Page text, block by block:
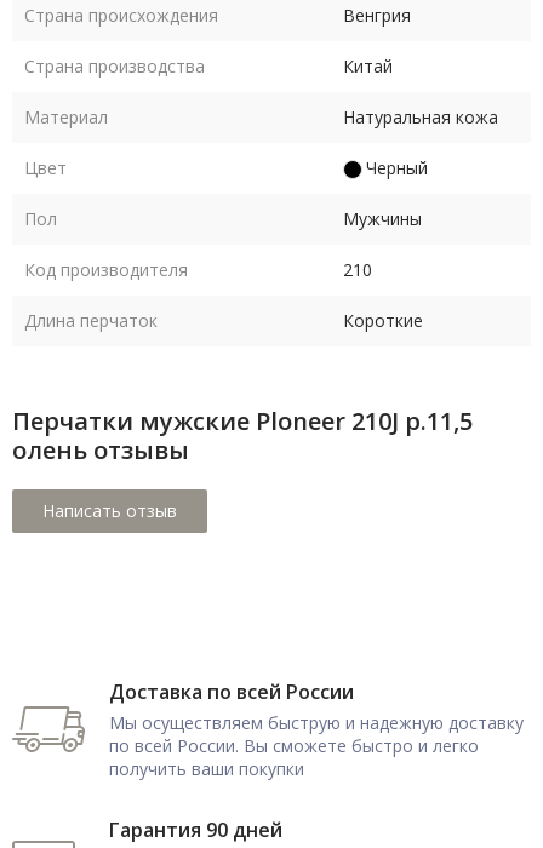
Страна происхождения Венгрия
Страна производства Китай
Материал Натуральная кожа
Цвет Черный
Пол Мужчины
Код производителя 210
Длина перчаток Короткие
Перчатки мужские Ploneer 210J р.11,5
олень отзывы
Доставка по всей России
Мы осуществляем быструю и надежную доставку
по всей России. Вы сможете быстро и легко
получить ваши покупки
Гарантия 90 дней